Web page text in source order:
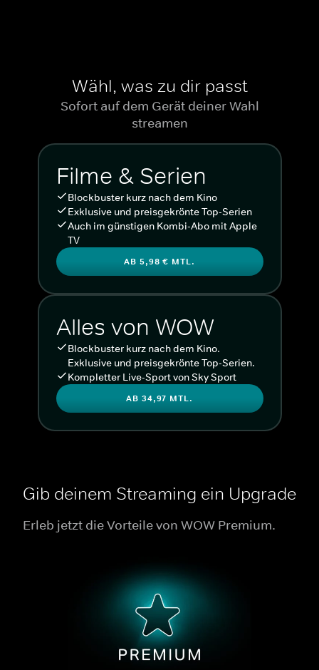
Wähl, was zu dir passt
Sofort auf dem Gerät deiner Wahl
streamen
Filme & Serien
Blockbuster kurz nach dem Kino
Exklusive und preisgekrönte Top-Serien
Auch im günstigen Kombi-Abo mit Apple
TV
AB 5,98 € MTL.
Alles von WOW
Blockbuster kurz nach dem Kino.
Exklusive und preisgekrönte Top-Serien.
Kompletter Live-Sport von Sky Sport
AB 34,97 MTL.
Gib deinem Streaming ein Upgrade
Erleb jetzt die Vorteile von WOW Premium.